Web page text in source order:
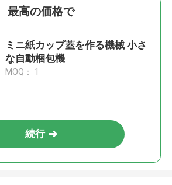
最高の価格で
ミニ紙カップ蓋を作る機械 小さ
な自動梱包機
MOQ： 1
続行